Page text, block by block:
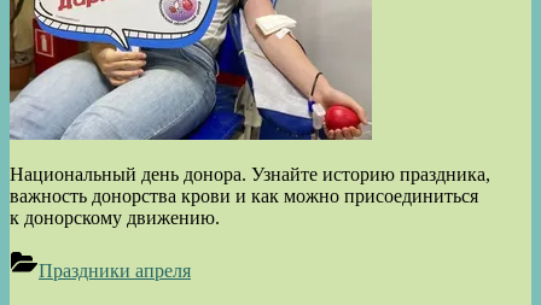
Национальный день донора. Узнайте историю праздника,
важность донорства крови и как можно присоединиться
к донорскому движению.
Праздники апреля